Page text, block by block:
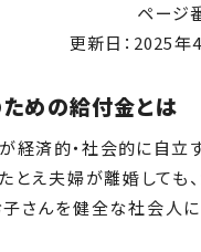
ページ
更新日： 2025年
めの給付金とは
経済的・社会的に自立
とえ夫婦が離婚しても
さんを健全な社会人